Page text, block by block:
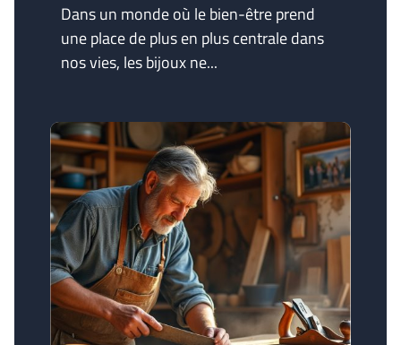
Dans un monde où le bien-être prend
une place de plus en plus centrale dans
nos vies, les bijoux ne...